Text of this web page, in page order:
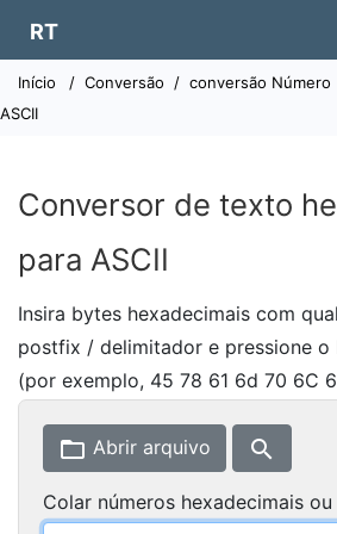
RT
Início / Conversão / conversão Número
ASCII
Conversor de texto
para ASCII
Insira bytes hexadecimais com
postfix / delimitador e pressione o
(por exemplo, 45 78 61 6d 70 6C
folder_open Abrir arquivo search
Colar números hexadecimais